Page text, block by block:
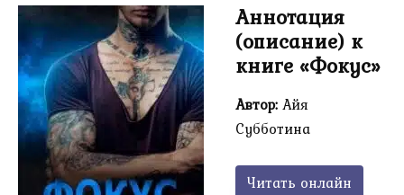
Аннотация
(описание) к
книге «Фокус»
Автор:Айя
Субботина
Читать онлайн